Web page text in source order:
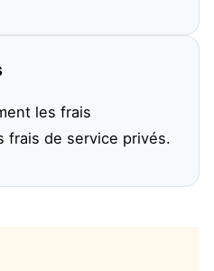
les frais
frais de service privés.